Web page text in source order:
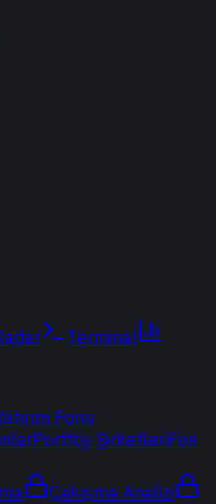
Terminal
Fonu
Portföy ŞirketleriFon
Çakışma Analizi